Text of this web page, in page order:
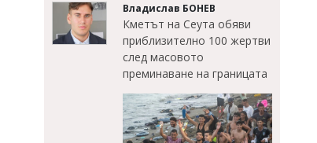
Владислав БОНЕВ
Кметът на Сеута обяви
приблизително 100 жертви
след масовото
преминаване на границата